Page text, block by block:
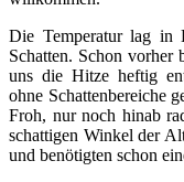
Die Temperatur lag in
Schatten. Schon vorher
uns die Hitze heftig
ohne Schattenbereiche
Froh, nur noch hinab
schattigen Winkel der
und benötigten schon